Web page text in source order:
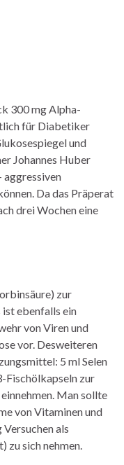
300 mg Alpha-
für Diabetiker
und
Johannes Huber
aggressiven
Da das Präperat
drei Wochen eine
zur
ist ebenfalls ein
von Viren und
vor. Desweiteren
5 ml Selen
Fischölkapseln zur
Man sollte
von Vitaminen und
als
zu sich nehmen.